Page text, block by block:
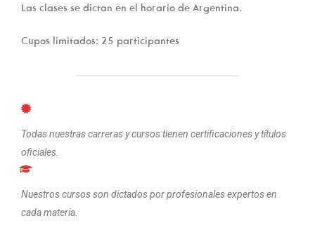
Las clases se dictan en el horario de Argentina.
Cupos limitados: 25 participantes
Todas nuestras carreras y cursos tienen certificaciones y títulos
oficiales.
Nuestros cursos son dictados por profesionales expertos en
cada materia.